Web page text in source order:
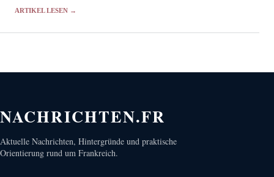
ARTIKEL LESEN →
NACHRICHTEN.FR
Aktuelle Nachrichten, Hintergründe und praktische
Orientierung rund um Frankreich.